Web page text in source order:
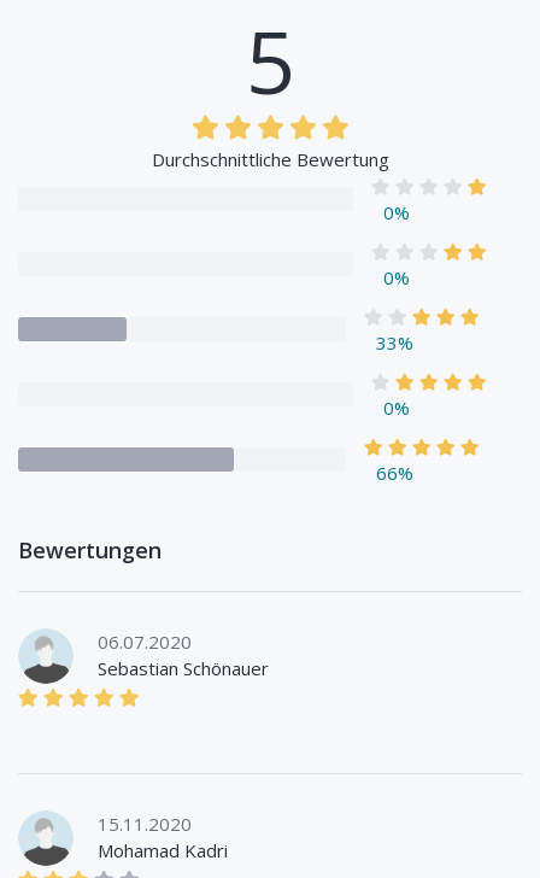
5
Durchschnittliche Bewertung
0%
0%
33%
0%
66%
Bewertungen
06.07.2020
Sebastian Schönauer
15.11.2020
Mohamad Kadri